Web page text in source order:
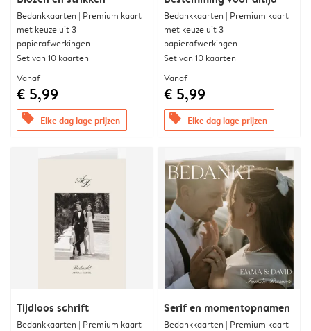
Bedankkaarten | Premium kaart
met keuze uit 3
papierafwerkingen
Set van 10 kaarten
Vanaf
€ 5,99
offers Elke dag lage prijzen
Bedankkaarten | Premium kaart
met keuze uit 3
papierafwerkingen
Set van 10 kaarten
Vanaf
€ 5,99
offers Elke dag lage prijzen
Tijdloos schrift
Bedankkaarten | Premium kaart
Serif en momentopnamen
Bedankkaarten | Premium kaart